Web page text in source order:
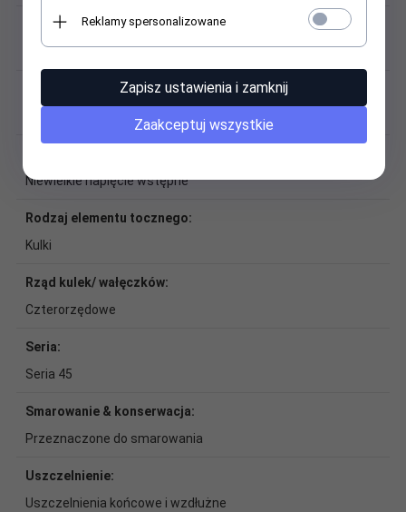
Masa:
3,45 kg
Stal, tworzywo sztuczne
Niewielkie napięcie wstępne
Rodzaj elementu tocznego:
Kulki
Rząd kulek/ wałęczków:
Czterorzędowe
Seria:
Seria 45
Smarowanie & konserwacja:
Przeznaczone do smarowania
Uszczelnienie:
Uszczelnienia końcowe i wzdłużne
Reklamy spersonalizowane
Zapisz ustawienia i zamknij
Zaakceptuj wszystkie